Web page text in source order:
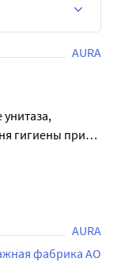
AURA
гигиены при
Каждый пакет
и инфекций,
после
имеет
как
AURA
фабрика АО